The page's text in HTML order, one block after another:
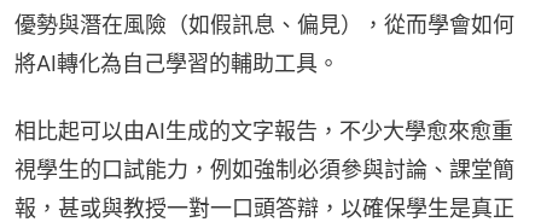
優勢與潛在風險（如假訊息、偏見），從而學會如何
將AI轉化為自己學習的輔助工具。
相比起可以由AI生成的文字報告，不少大學愈來愈重
視學生的口試能力，例如強制必須參與討論、課堂簡
報，甚或與教授一對一口頭答辯，以確保學生是真正